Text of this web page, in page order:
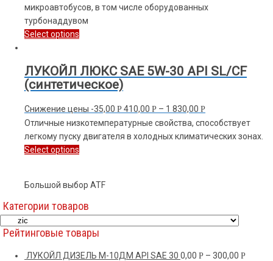
микроавтобусов, в том числе оборудованных
турбонаддувом
Select options
ЛУКОЙЛ ЛЮКС SAE 5W-30 API SL/CF
(синтетическое)
Снижение цены -35,00 Р 410,00 Р – 1 830,00 Р
Отличные низкотемпературные свойства, способствует
легкому пуску двигателя в холодных климатических зонах.
Select options
Большой выбор ATF
Категории товаров
Рейтинговые товары
ЛУКОЙЛ ДИЗЕЛЬ М-10ДМ API SAE 30 0,00 Р – 300,00 Р